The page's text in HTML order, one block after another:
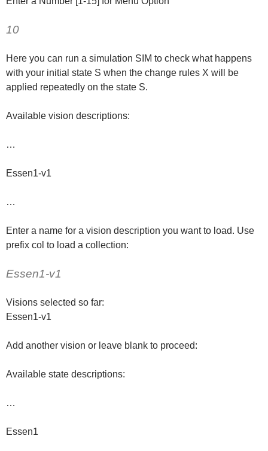
10
Here you can run a simulation SIM to check what happens
with your initial state S when the change rules X will be
applied repeatedly on the state S.
Available vision descriptions:
…
Essen1-v1
…
Enter a name for a vision description you want to load. Use
prefix col to load a collection:
Essen1-v1
Visions selected so far:
Essen1-v1
Add another vision or leave blank to proceed:
Available state descriptions:
…
Essen1